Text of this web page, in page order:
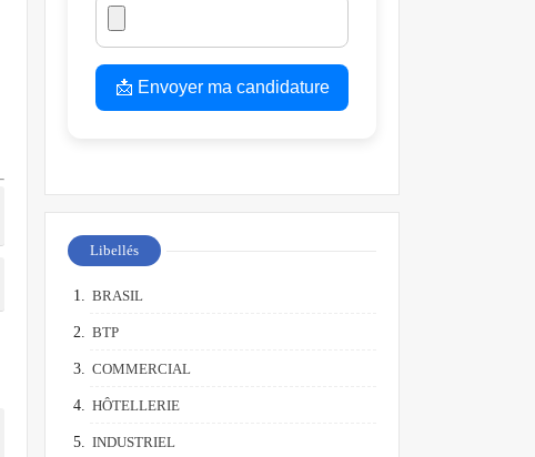
📩 Envoyer ma candidature
Libellés
BRASIL
BTP
COMMERCIAL
HÔTELLERIE
INDUSTRIEL